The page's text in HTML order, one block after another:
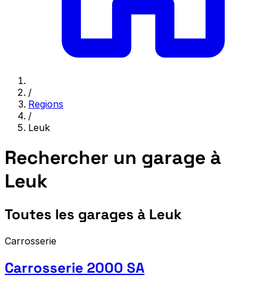
/
Regions
/
Leuk
Rechercher un garage à
Leuk
Toutes les garages à Leuk
Carrosserie
Carrosserie 2000 SA